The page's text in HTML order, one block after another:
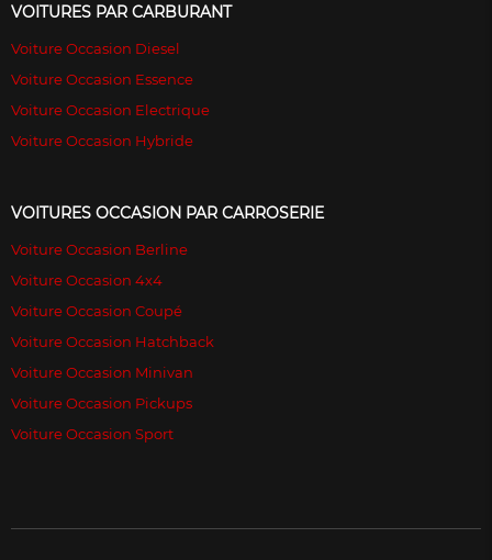
VOITURES PAR CARBURANT
Voiture Occasion Diesel
Voiture Occasion Essence
Voiture Occasion Electrique
Voiture Occasion Hybride
VOITURES OCCASION PAR CARROSERIE
Voiture Occasion Berline
Voiture Occasion 4x4
Voiture Occasion Coupé
Voiture Occasion Hatchback
Voiture Occasion Minivan
Voiture Occasion Pickups
Voiture Occasion Sport